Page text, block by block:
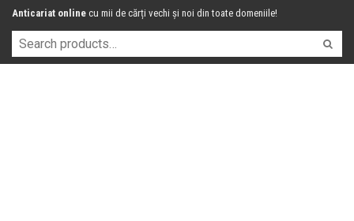
Anticariat online cu mii de cărți vechi și noi din toate domeniile!